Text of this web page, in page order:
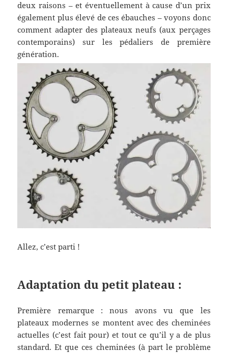
deux raisons – et éventuellement à cause d’un prix
également plus élevé de ces ébauches – voyons donc
comment adapter des plateaux neufs (aux perçages
contemporains) sur les pédaliers de première
génération.
Allez, c’est parti !
Adaptation du petit plateau :
Première remarque : nous avons vu que les
plateaux modernes se montent avec des cheminées
actuelles (c’est fait pour) et tout ce qu’il y a de plus
standard. Et que ces cheminées (à part le problème